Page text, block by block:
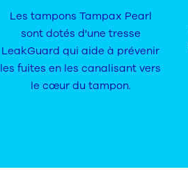
Les tampons Tampax Pearl
sont dotés d'une tresse
LeakGuard qui aide à prévenir
les fuites en les canalisant vers
le cœur du tampon.